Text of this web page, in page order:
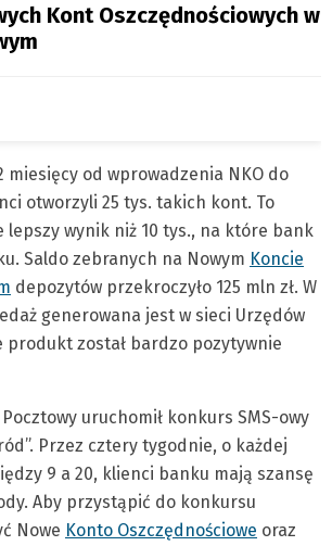
Kont Oszczędnościowych w
miesięcy od wprowadzenia NKO do
otworzyli 25 tys. takich kont. To
wynik niż 10 tys., na które bank
Saldo zebranych na Nowym Koncie
depozytów przekroczyło 125 mln zł. W
generowana jest w sieci Urzędów
produkt został bardzo pozytywnie
uruchomił konkurs SMS-owy
Przez cztery tygodnie, o każdej
9 a 20, klienci banku mają szansę
Aby przystąpić do konkursu
Nowe Konto Oszczędnościowe oraz